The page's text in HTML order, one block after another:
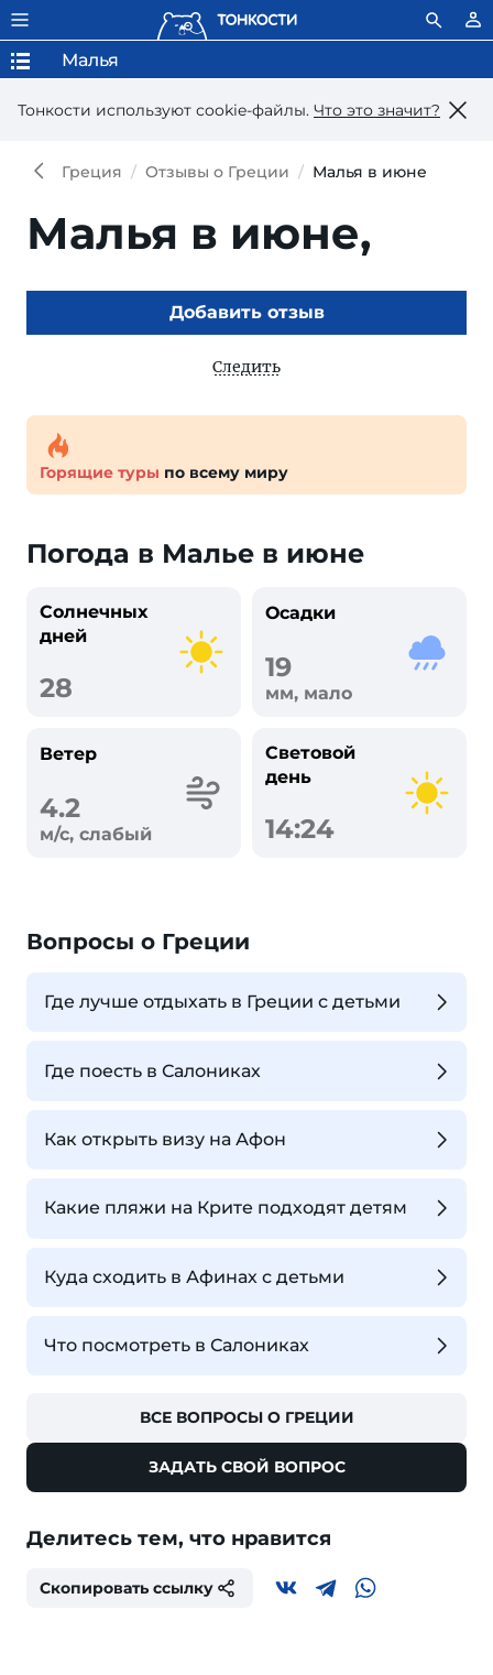
Тонкости используют сookie-файлы. Что это значит?
Малья
Греция Отзывы о Греции Малья в июне
Малья в июне,
Добавить отзыв
Следить
Горящие туры по всему миру
Погода в Малье в июне
Солнечных
дней
28
Осадки
19
мм, мало
Ветер
4.2
м/с, слабый
Световой
день
14:24
Вопросы о Греции
Где лучше отдыхать в Греции с детьми
Где поесть в Салониках
Как открыть визу на Афон
Какие пляжи на Крите подходят детям
Куда сходить в Афинах с детьми
Что посмотреть в Салониках
ВСЕ ВОПРОСЫ О ГРЕЦИИ
ЗАДАТЬ СВОЙ ВОПРОС
Делитесь тем, что нравится
Скопировать ссылку